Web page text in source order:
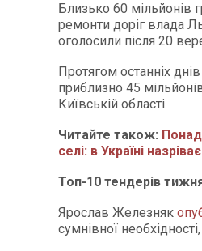
Близько 60 мільйонів
ремонти доріг влада
оголосили після 20
Протягом останніх
приблизно 45
Київській області.
Читайте також:
селі: в Україні
Топ-10 тендерів
Ярослав Железняк
сумнівної